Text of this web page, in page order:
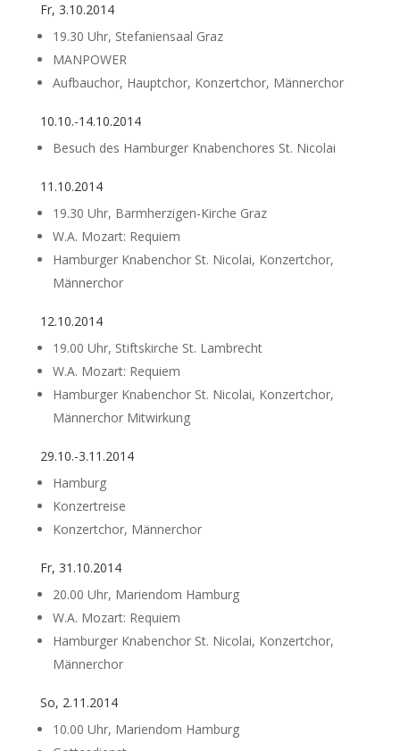
Fr, 3.10.2014
19.30 Uhr, Stefaniensaal Graz
MANPOWER
Aufbauchor, Hauptchor, Konzertchor, Männerchor
10.10.-14.10.2014
Besuch des Hamburger Knabenchores St. Nicolai
11.10.2014
19.30 Uhr, Barmherzigen-Kirche Graz
W.A. Mozart: Requiem
Hamburger Knabenchor St. Nicolai, Konzertchor,
Männerchor
12.10.2014
19.00 Uhr, Stiftskirche St. Lambrecht
W.A. Mozart: Requiem
Hamburger Knabenchor St. Nicolai, Konzertchor,
Männerchor Mitwirkung
29.10.-3.11.2014
Hamburg
Konzertreise
Konzertchor, Männerchor
Fr, 31.10.2014
20.00 Uhr, Mariendom Hamburg
W.A. Mozart: Requiem
Hamburger Knabenchor St. Nicolai, Konzertchor,
Männerchor
So, 2.11.2014
10.00 Uhr, Mariendom Hamburg